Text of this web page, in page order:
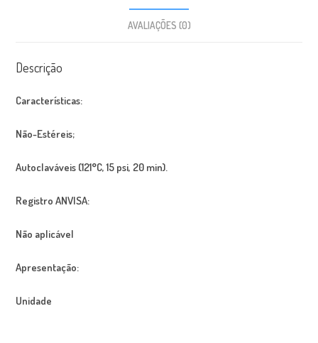
AVALIAÇÕES (0)
Descrição
Características:
Não-Estéreis;
Autoclaváveis (121°C, 15 psi, 20 min).
Registro ANVISA:
Não aplicável
Apresentação:
Unidade